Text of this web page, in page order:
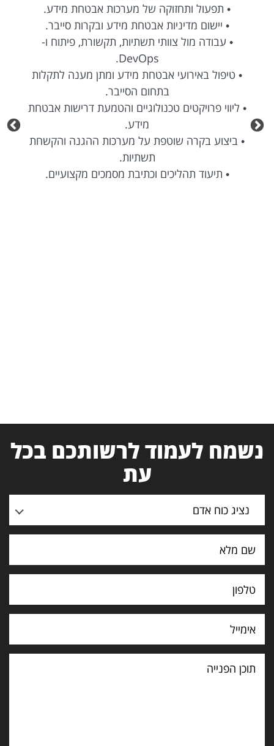
• תפעול ותחזוקה של מערכות אבטחת מידע.
• יישום מדיניות אבטחת מידע ובקרות סייבר.
• עבודה מול צוותי תשתיות, תקשורת, פיתוח ו-
DevOps.
• טיפול באירועי אבטחת מידע ומתן מענה לתקלות
בתחום הסייבר.
• ליווי פרויקטים טכנולוגיים והטמעת דרישות אבטחת
מידע.
• ביצוע בקרה שוטפת על מערכות ההגנה והקשחת
תשתיות.
• תיעוד תהליכים וכתיבת מסמכים מקצועיים.
נשמח לעמוד לרשותכם בכל
עת
נציג כוח אדם
תוכן
הפנייה